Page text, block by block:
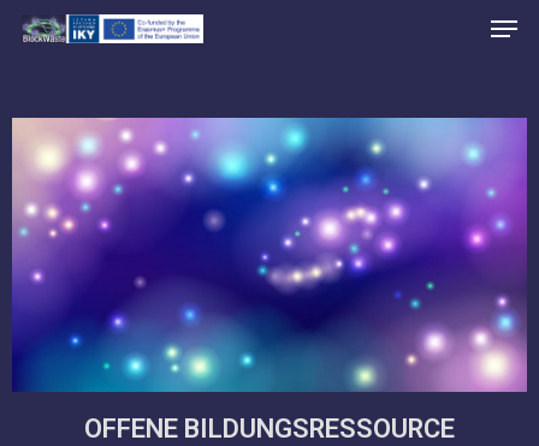
OFFENE BILDUNGSRESSOURCE